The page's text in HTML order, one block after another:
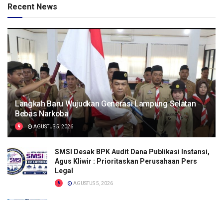
Recent News
Langkah Baru Wujudkan Generasi Lampung Selatan
Bebas Narkoba
AGUSTUS 5, 2026
SMSI Desak BPK Audit Dana Publikasi Instansi,
Agus Kliwir : Prioritaskan Perusahaan Pers
Legal
AGUSTUS 5, 2026